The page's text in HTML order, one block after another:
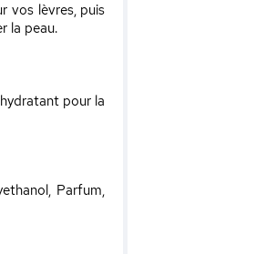
vos lèvres, puis
la peau.
pour la
Parfum,